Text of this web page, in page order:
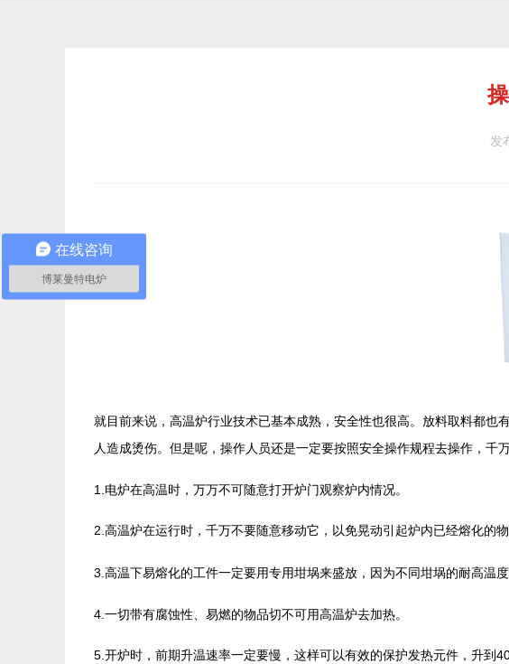
发
就目前来说，高温炉行业技术已基本成熟，安全性也很高。放料取料都
人造成烫伤。但是呢，操作人员还是一定要按照安全操作规程去操作，
1.电炉在高温时，万万不可随意打开炉门观察炉内情况。
2.高温炉在运行时，千万不要随意移动它，以免晃动引起炉内已经熔化的
3.高温下易熔化的工件一定要用专用坩埚来盛放，因为不同坩埚的耐高温度
4.一切带有腐蚀性、易燃的物品切不可用高温炉去加热。
5.开炉时，前期升温速率一定要慢，这样可以有效的保护发热元件，升到
在线咨询
博莱曼特电炉